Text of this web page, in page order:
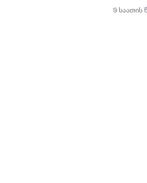
9 საათის